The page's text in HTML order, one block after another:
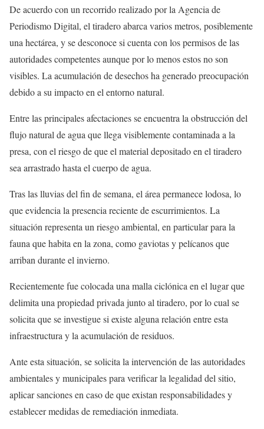
De acuerdo con un recorrido realizado por la Agencia de
Periodismo Digital, el tiradero abarca varios metros, posiblemente
una hectárea, y se desconoce si cuenta con los permisos de las
autoridades competentes aunque por lo menos estos no son
visibles. La acumulación de desechos ha generado preocupación
debido a su impacto en el entorno natural.
Entre las principales afectaciones se encuentra la obstrucción del
flujo natural de agua que llega visiblemente contaminada a la
presa, con el riesgo de que el material depositado en el tiradero
sea arrastrado hasta el cuerpo de agua.
Tras las lluvias del fin de semana, el área permanece lodosa, lo
que evidencia la presencia reciente de escurrimientos. La
situación representa un riesgo ambiental, en particular para la
fauna que habita en la zona, como gaviotas y pelícanos que
arriban durante el invierno.
Recientemente fue colocada una malla ciclónica en el lugar que
delimita una propiedad privada junto al tiradero, por lo cual se
solicita que se investigue si existe alguna relación entre esta
infraestructura y la acumulación de residuos.
Ante esta situación, se solicita la intervención de las autoridades
ambientales y municipales para verificar la legalidad del sitio,
aplicar sanciones en caso de que existan responsabilidades y
establecer medidas de remediación inmediata.